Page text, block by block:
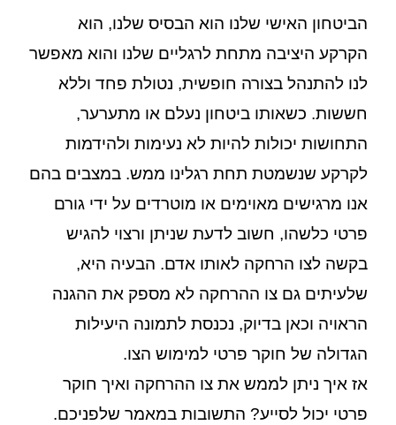
הביטחון האישי שלנו הוא הבסיס שלנו, הוא
הקרקע היציבה מתחת לרגליים שלנו והוא מאפשר
לנו להתנהל בצורה חופשית, נטולת פחד וללא
חששות. כשאותו ביטחון נעלם או מתערער,
התחושות יכולות להיות לא נעימות ולהידמות
לקרקע שנשמטת תחת רגלינו ממש. במצבים בהם
אנו מרגישים מאוימים או מוטרדים על ידי גורם
פרטי כלשהו, חשוב לדעת שניתן ורצוי להגיש
בקשה לצו הרחקה לאותו אדם. הבעיה היא,
שלעיתים גם צו ההרחקה לא מספק את ההגנה
הראויה וכאן בדיוק, נכנסת לתמונה היעילות
הגדולה של חוקר פרטי למימוש הצו.
אז איך ניתן לממש את צו ההרחקה ואיך חוקר
פרטי יכול לסייע? התשובות במאמר שלפניכם.